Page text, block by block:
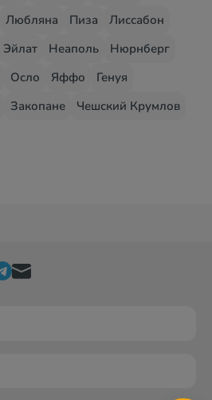
Любляна Пиза
Лиссабон
Эйлат Неаполь
Нюрнберг
Осло Яффо
Генуя
Закопане
Чешский Крумлов